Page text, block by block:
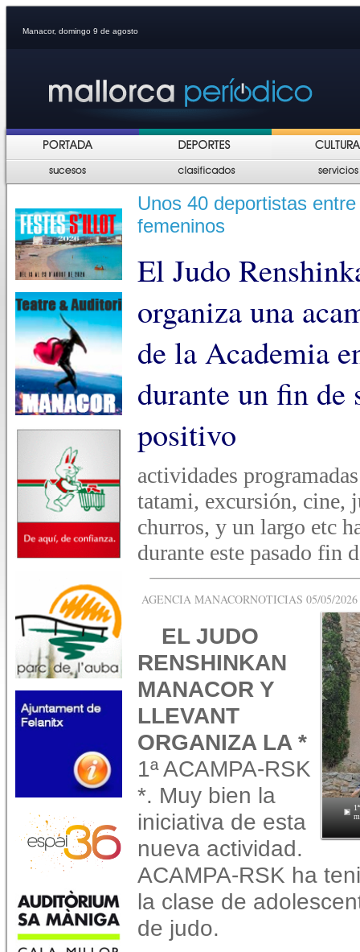
Manacor, domingo 9 de agosto
Unos 40 deportistas
femeninos
El Judo
organiza una
de la Academia
durante un fin de
positivo
actividades
tatami, excursión, cine,
churros, y un largo etc
durante este pasado fin
AGENCIA MANACORNOTICIAS 05/05/
EL JUDO
RENSHINKAN
MANACOR Y
LLEVANT
ORGANIZA LA *
1ª ACAMPA-RSK
*. Muy bien la
iniciativa de esta
nueva actividad.
ACAMPA-RSK ha
la clase de
de judo.